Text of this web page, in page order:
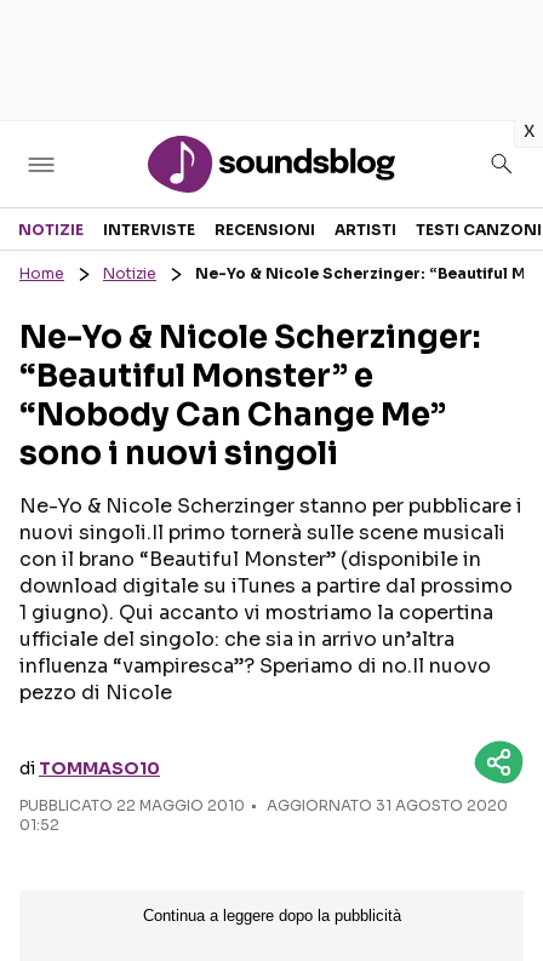
x
Sezioni
RECENSIONI MUSICALI
INTERVISTE
GOSSIP E CURIOSITÀ
TESTI CANZONI
TOUR ED EVENTI
TALENT SHOW
Seguici sui social
NOTIZIE INTERVISTE RECENSIONI ARTISTI TESTI CANZONI
Home Notizie Ne-Yo & Nicole Scherzinger: “Beautiful
Ne-Yo & Nicole Scherzinger:
“Beautiful Monster” e
“Nobody Can Change Me”
sono i nuovi singoli
Ne-Yo & Nicole Scherzinger stanno per pubblicare i
nuovi singoli.Il primo tornerà sulle scene musicali
con il brano “Beautiful Monster” (disponibile in
download digitale su iTunes a partire dal prossimo
1 giugno). Qui accanto vi mostriamo la copertina
ufficiale del singolo: che sia in arrivo un’altra
influenza “vampiresca”? Speriamo di no.Il nuovo
pezzo di Nicole
di TOMMASO10
PUBBLICATO 22 MAGGIO 2010
AGGIORNATO 31 AGOSTO 2020
01:52